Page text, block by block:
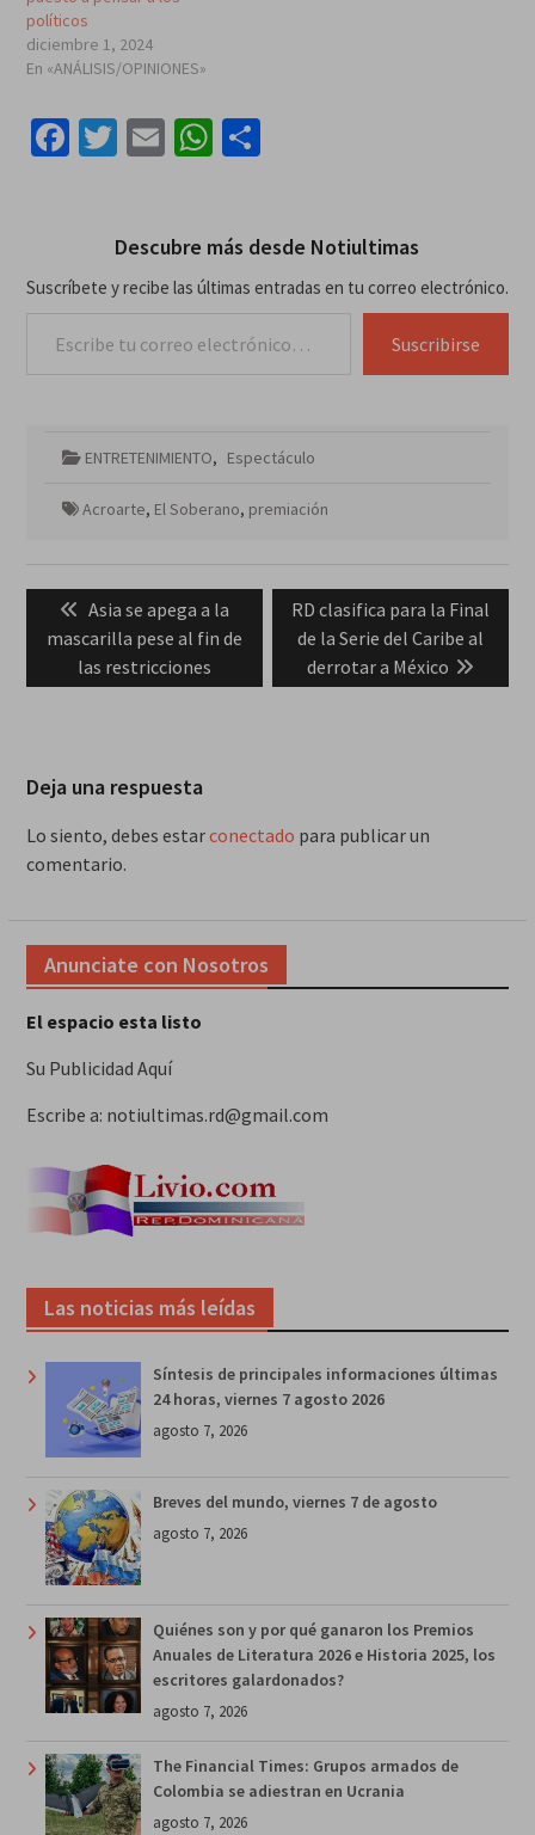
políticos
diciembre 1, 2024
En «ANÁLISIS/OPINIONES»
Facebook
Twitter
EmailWhatsApp
Compartir
Descubre más desde Notiultimas
Suscríbete y recibe las últimas entradas en tu correo electrónico.
Suscribirse
ENTRETENIMIENTO, Espectáculo
Acroarte, El Soberano, premiación
Navegación
entradas
Previous
post:
Asia se apega a la
mascarilla pese al fin de
las restricciones
Next
post:
RD clasifica para la Final
de la Serie del Caribe al
derrotar a México
Deja una respuesta
Lo siento, debes estarconectado para publicar un
comentario.
Anunciate con Nosotros
El espacio esta listo
Su Publicidad Aquí
Escribe a: notiultimas.rd@gmail.com
Las noticias más leídas
Síntesis de principales informaciones últimas
24 horas, viernes 7 agosto 2026
agosto 7, 2026
Breves del mundo, viernes 7 de agosto
agosto 7, 2026
Quiénes son y por qué ganaron los Premios
Anuales de Literatura 2026 e Historia 2025, los
escritores galardonados?
agosto 7, 2026
The Financial Times: Grupos armados de
Colombia se adiestran en Ucrania
agosto 7, 2026